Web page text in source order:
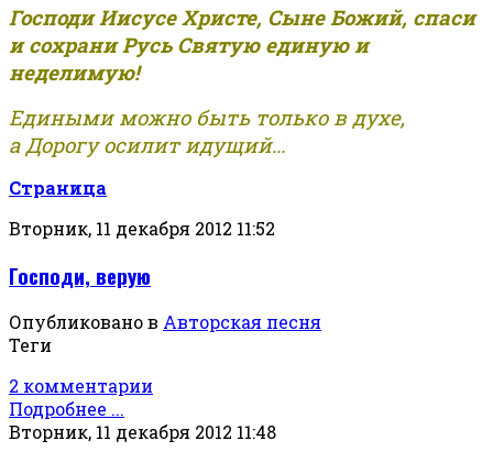
Господи Иисусе Христе, Сыне Божий, спаси
и сохрани Русь Святую единую и
неделимую!
Едиными можно быть только в духе,
а Дорогу осилит идущий...
Страница
Вторник, 11 декабря 2012 11:52
Господи, верую
Опубликовано в Авторская песня
Теги
2 комментарии
Подробнее ...
Вторник, 11 декабря 2012 11:48